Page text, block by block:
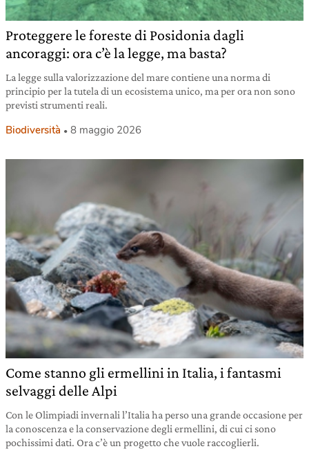
Proteggere le foreste di Posidonia dagli
ancoraggi: ora c’è la legge, ma basta?
La legge sulla valorizzazione del mare contiene una norma di
principio per la tutela di un ecosistema unico, ma per ora non sono
previsti strumenti reali.
Biodiversità 8 maggio 2026
Come stanno gli ermellini in Italia, i fantasmi
selvaggi delle Alpi
Con le Olimpiadi invernali l’Italia ha perso una grande occasione per
la conoscenza e la conservazione degli ermellini, di cui ci sono
pochissimi dati. Ora c’è un progetto che vuole raccoglierli.